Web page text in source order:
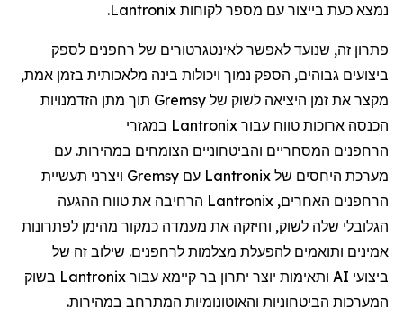
נמצא כעת בייצור עם מספר לקוחות Lantronix
.
פתרון זה, שנועד לאפשר לאינטגרטורים של רחפנים לספק
ביצועים גבוהים, הספק נמוך ויכולות בינה מלאכותית בזמן אמת,
מקצר את זמן היציאה לשוק של Gremsy תוך מתן הזדמנויות
הכנסה ארוכות טווח עבור Lantronix במגזרי
הרחפנים המסחריים והביטחוניים הצומחים במהירות. עם
מערכת היחסים של Lantronix עם Gremsy ויצרני תעשיית
הרחפנים האחרים, Lantronix הרחיבה את טווח ההגעה
הגלובלי שלה לשוק, וחיזקה את מעמדה כמקור מהימן לפתרונות
אמינים ותואמים להפעלת מצלמות לרחפנים. שילוב זה של
ביצועי AI ותאימות יוצר יתרון בר קיימא עבור
Lantronix בשוק
המערכות הביטחוניות והאוטונומיות המתרחב במהירות.